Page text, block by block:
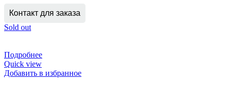
Контакт для заказа
Sold out
Подробнее
Quick view
Добавить в избранное